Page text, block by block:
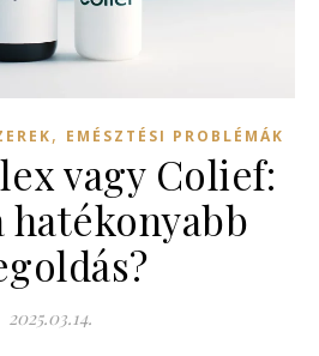
, EMÉSZTÉSI PROBLÉMÁK
vagy Colief:
hatékonyabb
2025.03.14.